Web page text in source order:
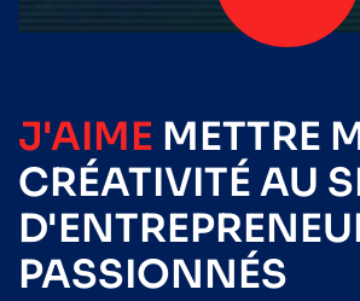
J'AIME METTRE
CRÉATIVITÉ AU
PASSIONNÉS